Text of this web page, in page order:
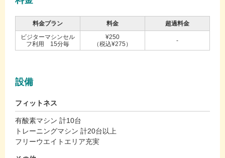
料金プラン 料金
超過料金
ビジターマシンセル
フ利用 15分毎
¥250
（税込¥275）
-
設備
フィットネス
有酸素マシン 計10台
トレーニングマシン 計20台以上
フリーウエイトエリア充実